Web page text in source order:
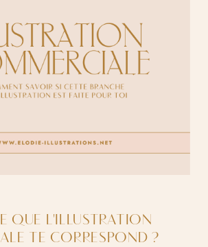
QUE L'ILLUSTRATION
TE CORRESPOND ?